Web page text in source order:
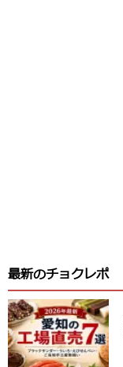
最新のチョクレポ